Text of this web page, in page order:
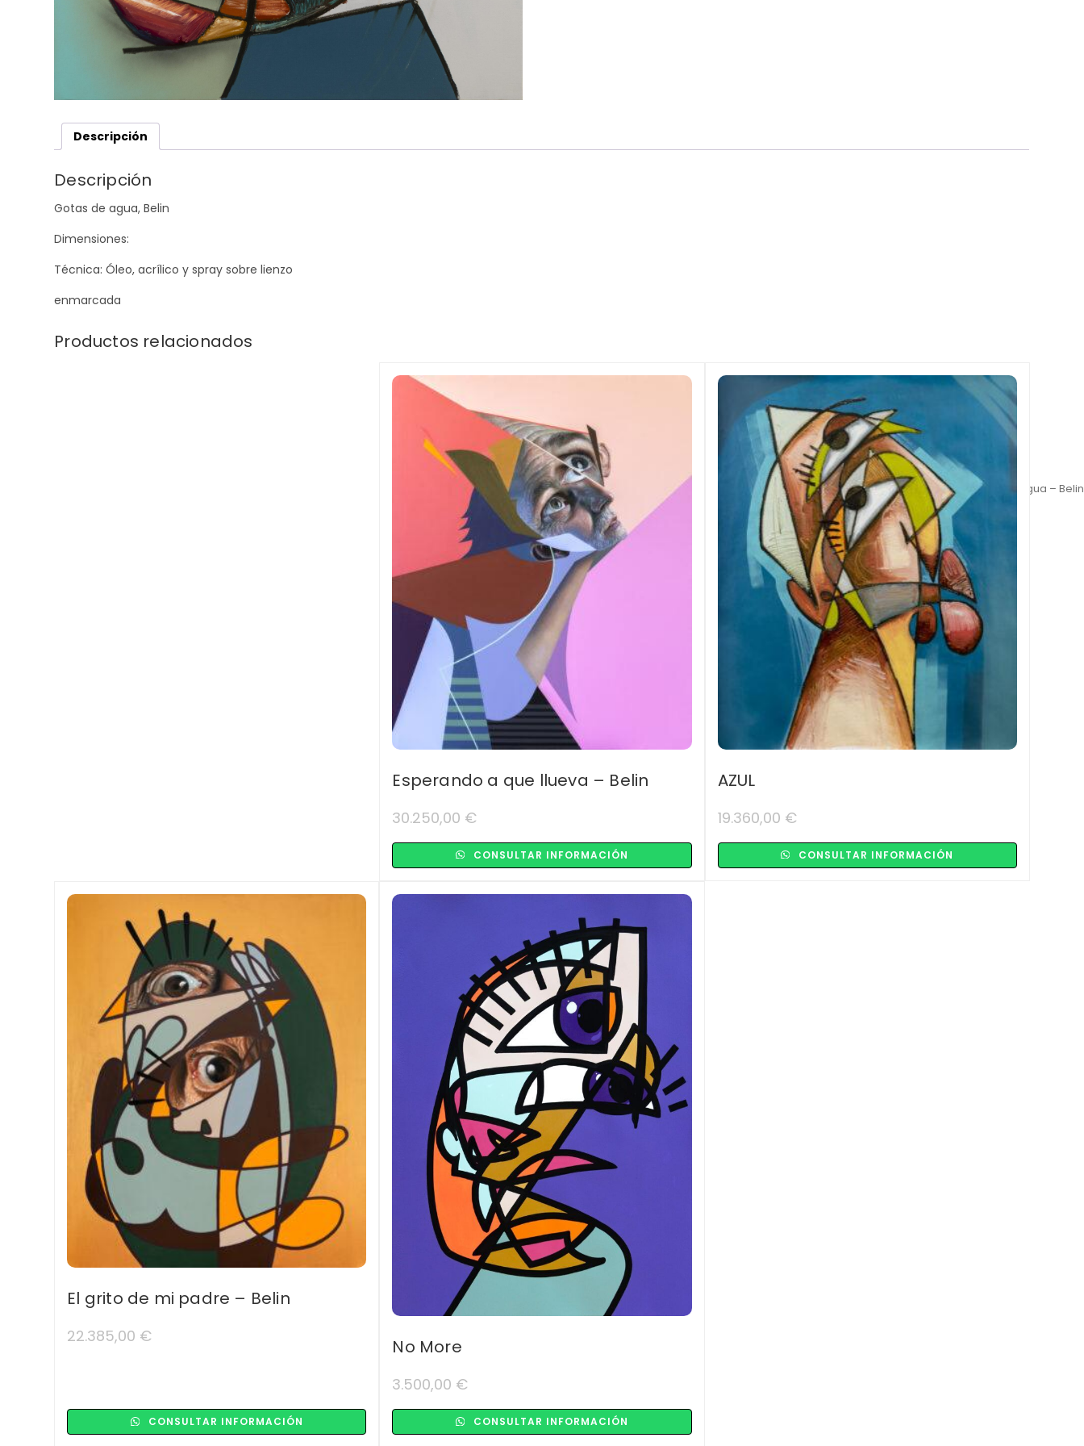
Inicio > Belin Gotas de agua – Belin
Descripción
Descripción
Gotas de agua, Belin
Dimensiones:
Técnica: Óleo, acrílico y spray sobre lienzo
enmarcada
Productos relacionados
Esperando a que llueva – Belin
30.250,00 €
CONSULTAR INFORMACIÓN
AZUL
19.360,00 €
CONSULTAR INFORMACIÓN
El grito de mi padre – Belin
22.385,00 €
CONSULTAR INFORMACIÓN
No More
3.500,00 €
CONSULTAR INFORMACIÓN